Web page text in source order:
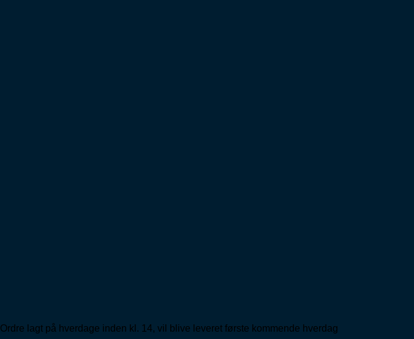
Ordre lagt på hverdage inden kl. 14, vil blive leveret første kommende hverdag